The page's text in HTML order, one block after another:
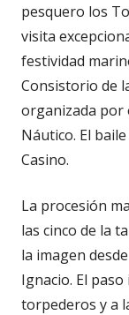
pesquero los
visita
festividad
Consistorio de
organizada por
Náutico. El
Casino.
La procesión
las cinco de la
la imagen
Ignacio. El
torpederos y a